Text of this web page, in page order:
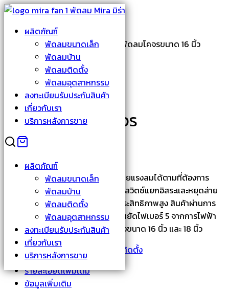
Skip
contentผลิตภัณฑ์
พัดลมขนาดเล็ก
พัดลมบ้าน
พัดลมติดตั้ง
พัดลมอุตสาหกรรม
ลงทะเบียนรับประกันสินค้า
เกี่ยวกับเรา
บริการหลังการขาย
ผลิตภัณฑ์
พัดลมขนาดเล็ก
พัดลมบ้าน
พัดลมติดตั้ง
พัดลมอุตสาหกรรม
ลงทะเบียนรับประกันสินค้า
เกี่ยวกับเรา
บริการหลังการขาย
› พัดลมติดตั้ง›M-168N พัดลมโคจรขนาด 16 นิ้ว
M-168N พัดลมโคจร
ขนาด 16 นิ้ว
พัดลมโคจรมิร่า เย็นทุกทิศทาง กระจายแรงลมได้ตามที่ต้องการ
หมุนส่ายได้รอบทิศ 360 องศา พร้อมสวิตซ์แยกอิสระและหยุดส่าย
ในตัว แข็งแรงทนทาน ด้วยมอเตอร์ประสิทธิภาพสูง สินค้าผ่านการ
รับรองมาตรฐาน มอก. และฉลากประหยัดไฟเบอร์ 5 จากการไฟฟ้า
ฝ่ายผลิตแห่งประเทศไทย มีให้เลือกทั้งขนาด 16 นิ้ว และ 18 นิ้ว
รหัสสินค้า:M-168
พัดลมติดตั้ง
รายละเอียดเพิ่มเติม
ข้อมูลเพิ่มเติม